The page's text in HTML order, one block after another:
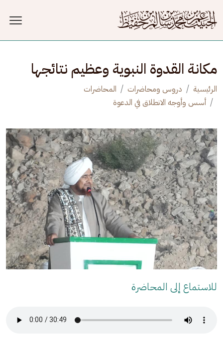
مكانة القدوة النبوية وعظيم نتائجها
الرئيسية دروس ومحاضرات
المحاضرات
أسس وأوجه الانطلاق في الدعوة
للاستماع إلى المحاضرة
Audio Stream